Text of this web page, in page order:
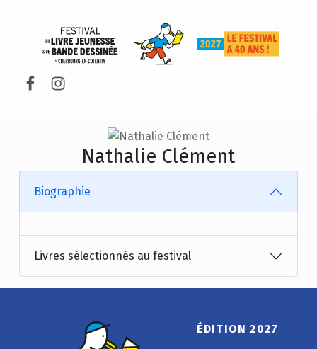
Facebook
Instagram
Nathalie Clément
Biographie
Livres sélectionnés au festival
ÉDITION 2027